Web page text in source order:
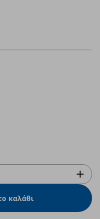
καλάθι